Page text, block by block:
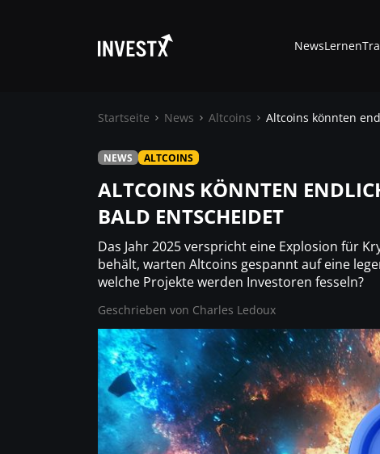
News
Lernen
Trading
Wo kaufen ?
Casino
NewsLernen
Startseite News Altcoins Altcoins könnten
NEWS ALTCOINS
ALTCOINS KÖNNTEN
BALD ENTSCHEIDET
Das Jahr 2025 verspricht eine Explosion für
behält, warten Altcoins gespannt auf eine
welche Projekte werden Investoren fesseln?
Geschrieben von Charles Ledoux